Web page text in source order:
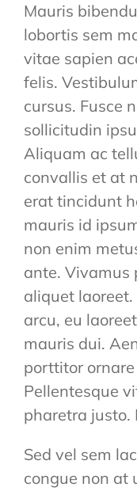
Mauris
lobortis sem
vitae sapien
felis.
cursus. Fusce
sollicitudin
Aliquam ac
convallis et at
erat tincidunt
mauris id
non enim
ante. Vivamus
aliquet
arcu, eu
mauris dui.
porttitor
Pellentesque
pharetra justo.
Sed vel sem
congue non at